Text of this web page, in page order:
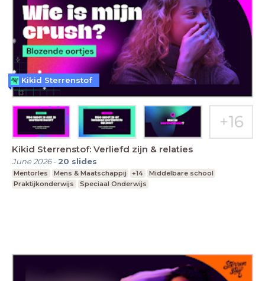
Kikid Sterrenstof: Verliefd zijn & relaties
June 2026- 20 slides
Mentorles Mens & Maatschappij +14
Middelbare school
Praktijkonderwijs
Speciaal Onderwijs
Kikid Sterrenstof